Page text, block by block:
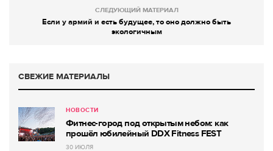
СЛЕДУЮЩИЙ МАТЕРИАЛ
Если у армий и есть будущее, то оно должно быть
экологичным
СВЕЖИЕ МАТЕРИАЛЫ
НОВОСТИ
Фитнес-город под открытым небом: как
прошёл юбилейный DDX Fitness FEST
30 ИЮЛЯ